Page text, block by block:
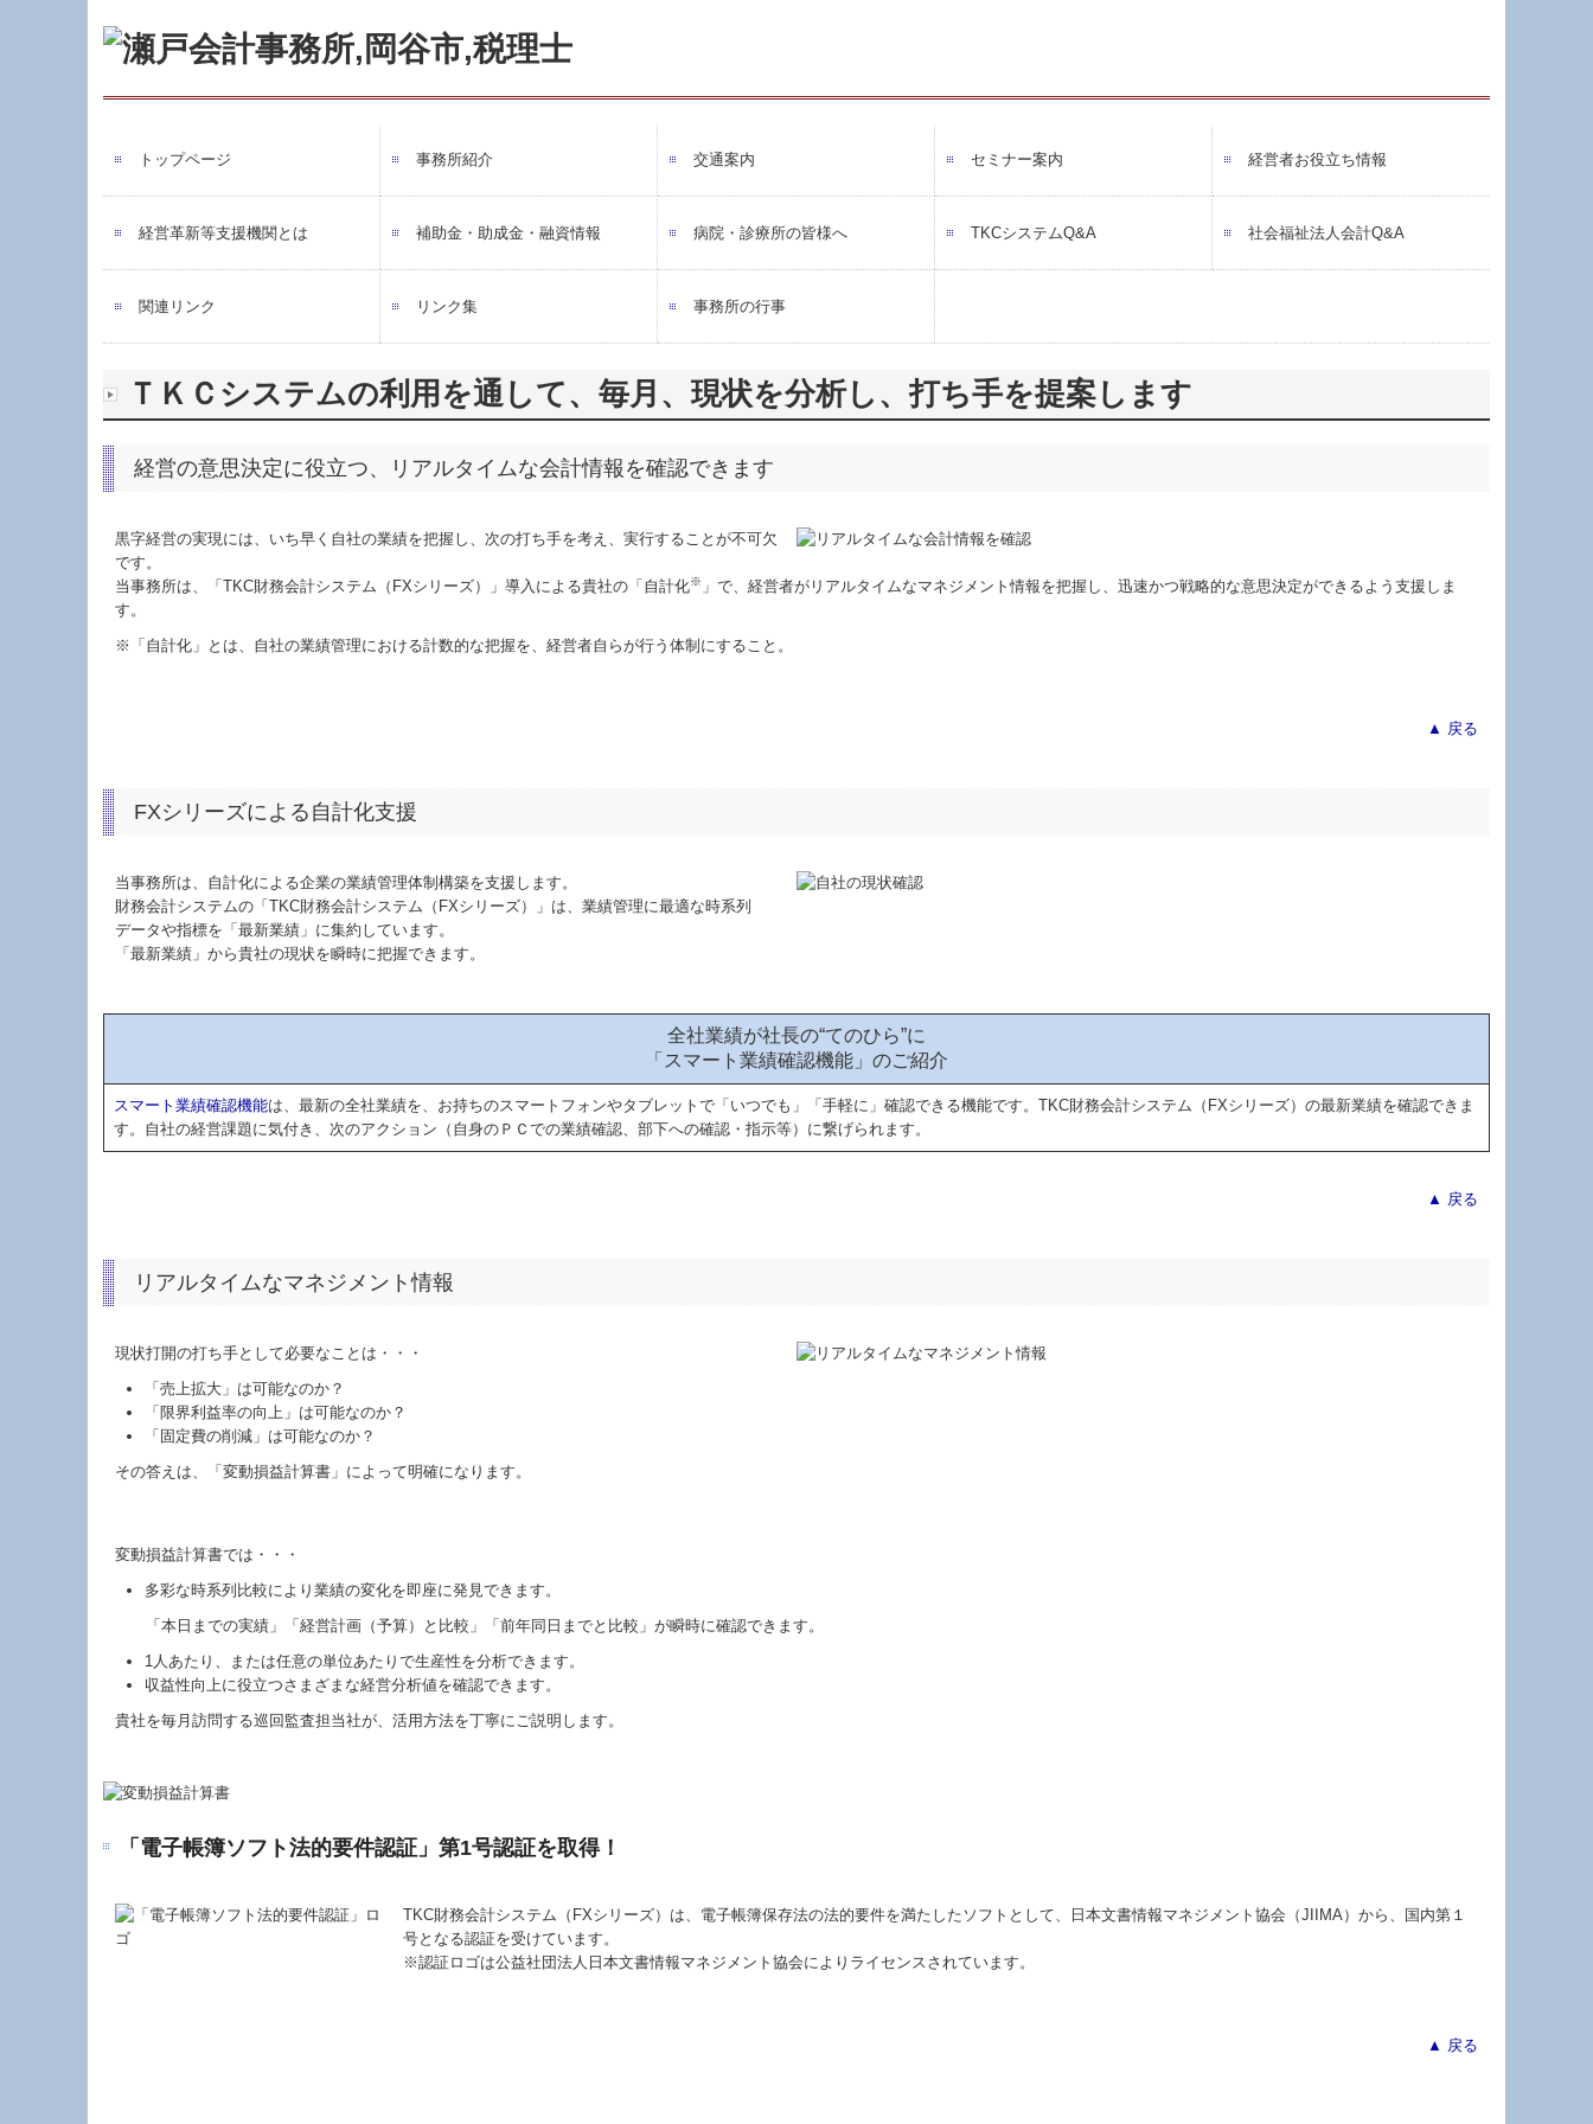
トップページ 事務所紹介
経営理念
職員紹介
業務案内
交通案内 セミナー案内 経営者お役立ち情報
経営革新等支援機関とは 補助金・助成金・融資情報 病院・診療所の皆様へ TKCシステムQ&A 社会福祉法人会計Q&A
関連リンク リンク集 事務所の行事
ＴＫＣシステムの利用を通して、毎月、現状を分析し、打ち手を提案します
経営の意思決定に役立つ、リアルタイムな会計情報を確認できます
黒字経営の実現には、いち早く自社の業績を把握し、次の打ち手を考え、実行することが不可欠
です。
当事務所は、「TKC財務会計システム（FXシリーズ）」導入による貴社の「自計化※ 」で、経営者がリアルタイムなマネジメント情報を把握し、迅速かつ戦略的な意思決定ができるよう支援しま
す。
※「自計化」とは、自社の業績管理における計数的な把握を、経営者自らが行う体制にすること。
▲ 戻る
FXシリーズによる自計化支援
当事務所は、自計化による企業の業績管理体制構築を支援します。
財務会計システムの「TKC財務会計システム（FXシリーズ）」は、業績管理に最適な時系列
データや指標を「最新業績」に集約しています。
「最新業績」から貴社の現状を瞬時に把握できます。
全社業績が社長の“てのひら”に
「スマート業績確認機能」のご紹介
スマート業績確認機能は、最新の全社業績を、お持ちのスマートフォンやタブレットで「いつでも」「手軽に」確認できる機能です。TKC財務会計システム（FXシリーズ）の最新業績を確認できま
す。自社の経営課題に気付き、次のアクション（自身のＰＣでの業績確認、部下への確認・指示等）に繋げられます。
▲ 戻る
リアルタイムなマネジメント情報
現状打開の打ち手として必要なことは・・・
「売上拡大」は可能なのか？
「限界利益率の向上」は可能なのか？
「固定費の削減」は可能なのか？
その答えは、「変動損益計算書」によって明確になります。
変動損益計算書では・・・
多彩な時系列比較により業績の変化を即座に発見できます。
「本日までの実績」「経営計画（予算）と比較」「前年同日までと比較」が瞬時に確認できます。
1人あたり、または任意の単位あたりで生産性を分析できます。
収益性向上に役立つさまざまな経営分析値を確認できます。
貴社を毎月訪問する巡回監査担当社が、活用方法を丁寧にご説明します。
「電子帳簿ソフト法的要件認証」第1号認証を取得！
TKC財務会計システム（FXシリーズ） は、電子帳簿保存法の法的要件を満たしたソフトとして、日本文書情報マネジメント協会（JIIMA）から、国内第１
号となる認証を受けています。
※認証ロゴは公益社団法人日本文書情報マネジメント協会によりライセンスされています。
▲ 戻る